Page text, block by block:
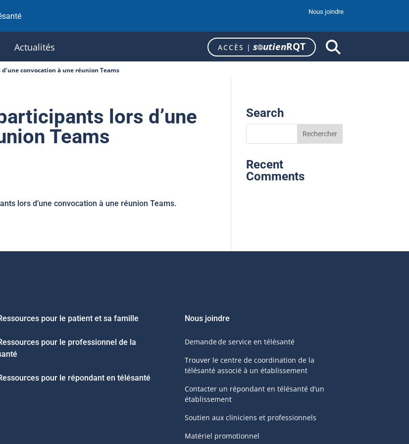
Nous joindre
Actualités ACCÈS | s utienRQT
convocation à une réunion Teams
lors d’une
Teams
lors d’une convocation à une réunion Teams.
Search
Recent
Comments
pour le patient et sa famille
pour le professionnel de la
pour le répondant en télésanté
Nous joindre
Demande de service en télésanté
Trouver le centre de coordination de la
télésanté associé à un établissement
Contacter un répondant en télésanté d’un
établissement
Soutien aux cliniciens et professionnels
Matériel promotionnel